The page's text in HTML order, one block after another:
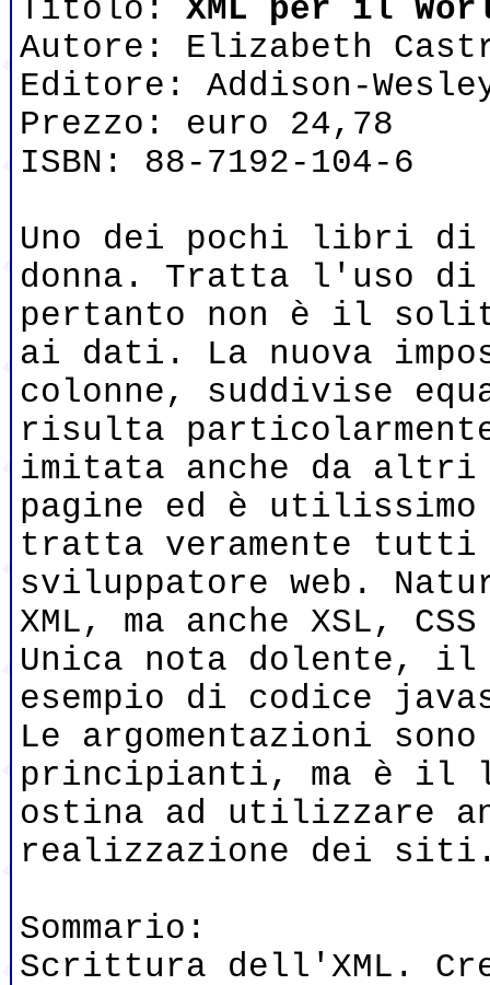
Titolo: XML per il
Autore: Elizabeth
Editore: Addison-
Prezzo: euro 24,78
ISBN: 88-7192-104-6
Uno dei pochi libri
donna. Tratta l'uso di
pertanto non è il
ai dati. La nuova
colonne, suddivise
risulta
imitata anche da altri
pagine ed è utilissimo
tratta veramente
sviluppatore web.
XML, ma anche XSL,
Unica nota dolente, il
esempio di codice
Le argomentazioni
principianti, ma è il
ostina ad utilizzare
realizzazione dei
Sommario:
Scrittura dell'XML.